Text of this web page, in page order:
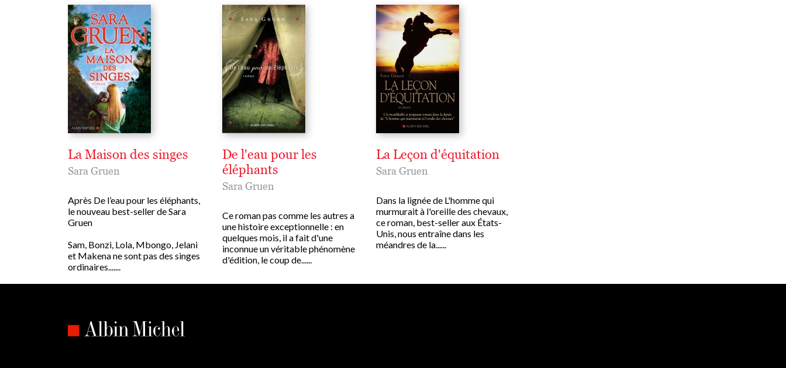
La Maison des singes
Sara Gruen
Après De l’eau pour les éléphants,
le nouveau best-seller de Sara
Gruen
Sam, Bonzi, Lola, Mbongo, Jelani
et Makena ne sont pas des singes
ordinaires.......
De l'eau pour les
éléphants
Sara Gruen
Ce roman pas comme les autres a
une histoire exceptionnelle : en
quelques mois, il a fait d'une
inconnue un véritable phénomène
d'édition, le coup de......
La Leçon d'équitation
Sara Gruen
Dans la lignée de L'homme qui
murmurait à l'oreille des chevaux,
ce roman, best-seller aux États-
Unis, nous entraîne dans les
méandres de la......